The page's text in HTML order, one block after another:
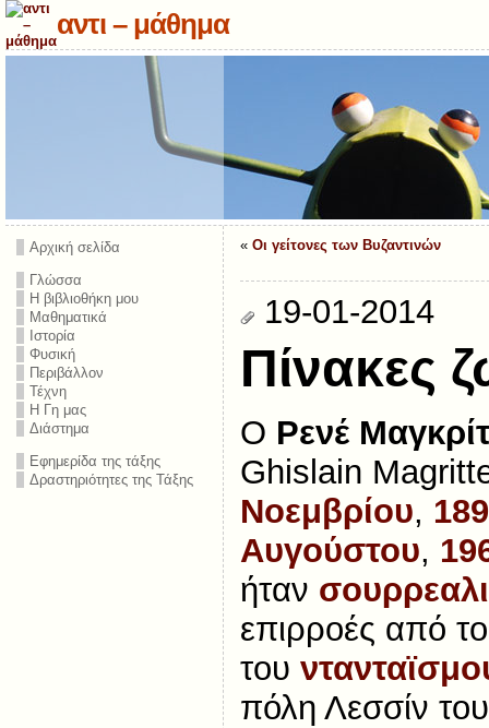
αντι – μάθημα
Αρχική σελίδα
Γλώσσα
Η βιβλιοθήκη μου
Μαθηματικά
Ιστορία
Φυσική
Περιβάλλον
Τέχνη
Η Γη μας
Διάστημα
Εφημερίδα της τάξης
Δραστηριότητες της Τάξης
« Οι γείτονες των Βυζαντινών
19-01-2014
Πίνακες
Ο Ρενέ
Ghislain
Νοεμβρίου,
Αυγούστου,
ήταν
επιρροές από το
του
πόλη Λεσσίν